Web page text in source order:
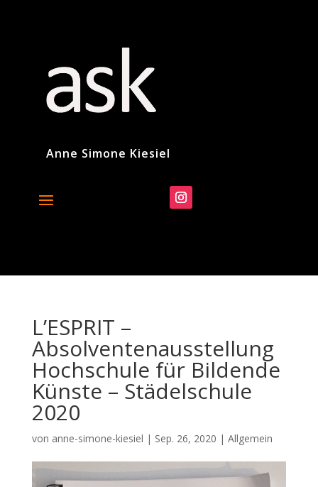
Anne Simone Kiesiel
L’ESPRIT –
Absolventenausstellung
Hochschule für Bildende
Künste – Städelschule
2020
von anne-simone-kiesiel | Sep. 26, 2020 | Allgemein